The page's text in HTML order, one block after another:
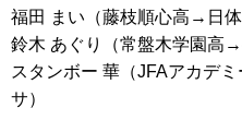
福田 まい（藤枝順心高→日体
鈴木 あぐり（常盤木学園高→
スタンボー 華（JFAアカデ
サ）